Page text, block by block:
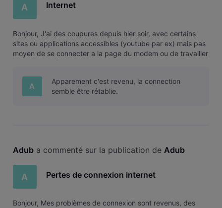
A Internet
Bonjour, J'ai des coupures depuis hier soir, avec certains
sites ou applications accessibles (youtube par ex) mais pas
moyen de se connecter a la page du modem ou de travailler
(vpn, slack,...) Est il possible de savoir ce qu'il se passe ?
A
Apparement c'est revenu, la connection
semble être rétablie.
Adub a commenté sur la publication de Adub
A Pertes de connexion internet
Bonjour, Mes problèmes de connexion sont revenus, des